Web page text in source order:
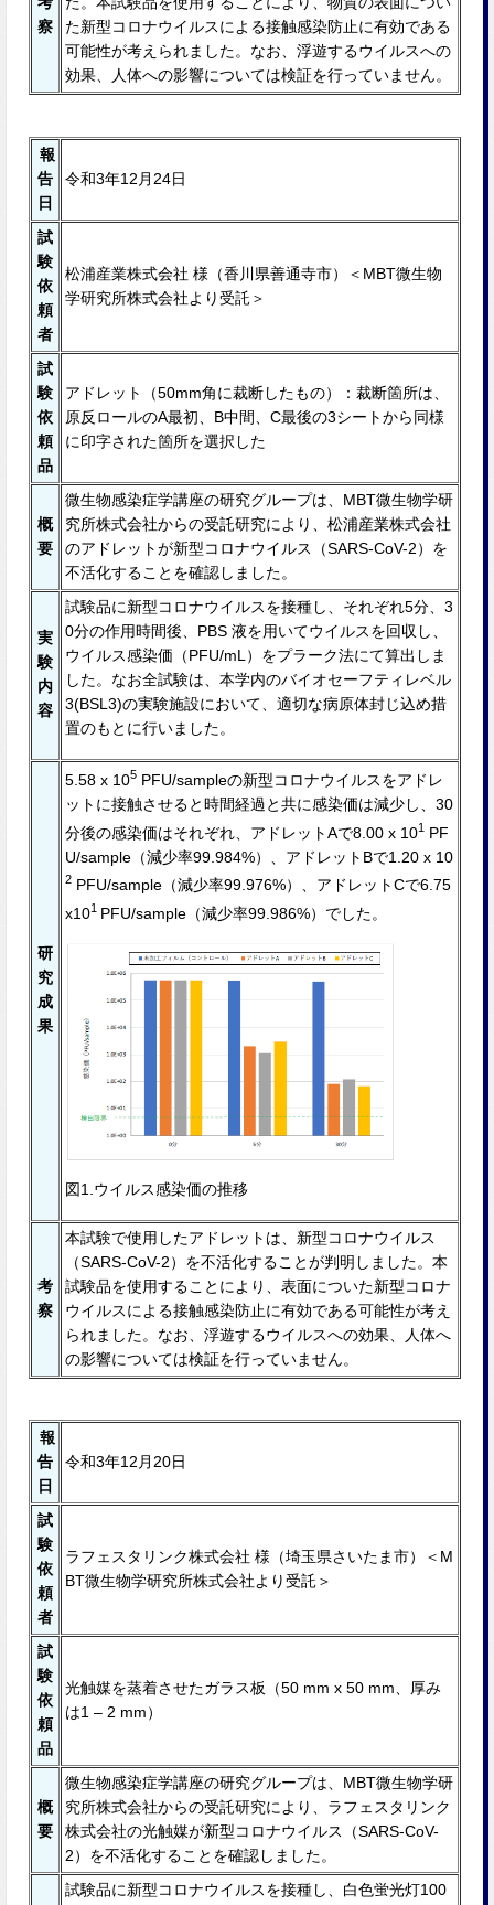
察
た新型コロナウイルスによる接触感染防⽌に有効である
可能性が考えられました。なお、浮遊するウイルスへの
効果、⼈体への影響については検証を⾏っていません。
報
告
日
令和3年12月24日
試
験
依
頼
者
松浦産業株式会社 様（香川県善通寺市）＜MBT微生物
学研究所株式会社より受託＞
試
験
依
頼
品
アドレット（50mm⾓に裁断したもの）：裁断箇所は、
原反ロールのA最初、B中間、C最後の3シートから同様
に印字された箇所を選択した
概
要
微生物感染症学講座の研究グループは、MBT微生物学研
究所株式会社からの受託研究により、松浦産業株式会社
のアドレットが新型コロナウイルス（SARS-CoV-2）を
不活化することを確認しました。
実
験
内
容
試験品に新型コロナウイルスを接種し、それぞれ5分、3
0分の作⽤時間後、PBS 液を用いてウイルスを回収し、
ウイルス感染価（PFU/mL）をプラーク法にて算出しま
した。なお全試験は、本学内のバイオセーフティレベル
3(BSL3)の実験施設において、適切な病原体封じ込め措
置のもとに⾏いました。
研
究
成
果
5.58 x 105 PFU/sampleの新型コロナウイルスをアドレ
ットに接触させると時間経過と共に感染価は減少し、30
分後の感染価はそれぞれ、アドレットAで8.00 x 101 PF
U/sample（減少率99.984%）、アドレットBで1.20 x 10
2 PFU/sample（減少率99.976%）、アドレットCで6.75
x101 PFU/sample（減少率99.986%）でした。
図1.ウイルス感染価の推移
考
察
本試験で使⽤したアドレットは、新型コロナウイルス
（SARS-CoV-2）を不活化することが判明しました。本
試験品を使⽤することにより、表⾯についた新型コロナ
ウイルスによる接触感染防⽌に有効である可能性が考え
られました。なお、浮遊するウイルスへの効果、⼈体へ
の影響については検証を⾏っていません。
報
告
日
令和3年12月20日
試
験
依
頼
者
ラフェスタリンク株式会社 様（埼玉県さいたま市）＜M
BT微生物学研究所株式会社より受託＞
試
験
依
頼
品
光触媒を蒸着させたガラス板（50 mm x 50 mm、厚み
は1 – 2 mm）
概
要
微生物感染症学講座の研究グループは、MBT微生物学研
究所株式会社からの受託研究により、ラフェスタリンク
株式会社の光触媒が新型コロナウイルス（SARS-CoV-
2）を不活化することを確認しました。
試験品に新型コロナウイルスを接種し、白色蛍光灯100